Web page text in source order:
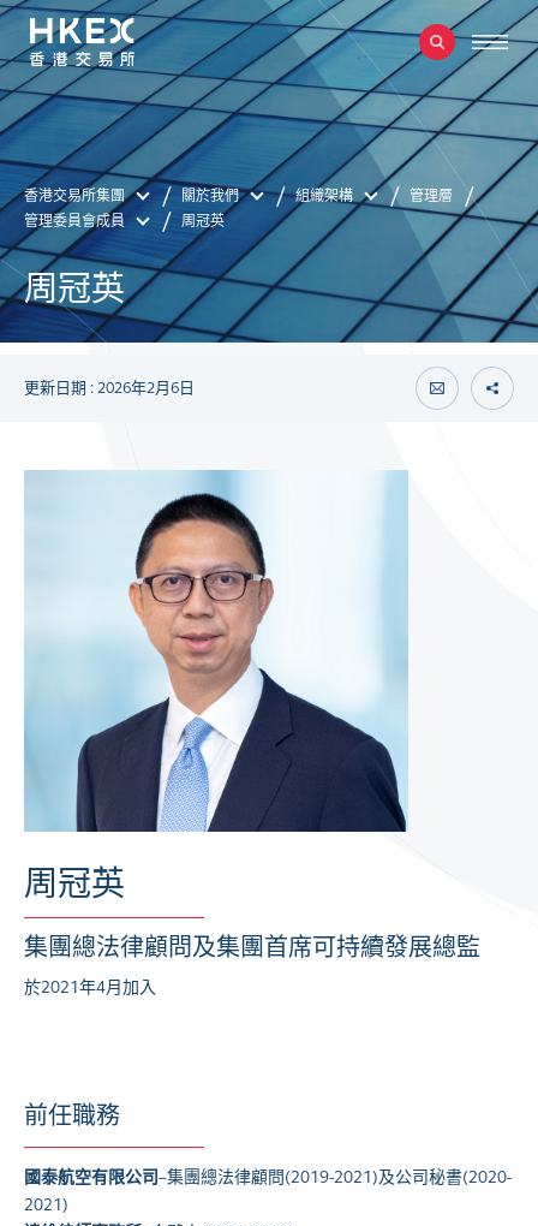
香港交易所集團 關於我們 組織架構
管理層
管理委員會成員
周冠英
周冠英
更新日期 : 2026年2月6日
周冠英
集團總法律顧問及集團首席可持續發展總監
於2021年4月加入
前任職務
國泰航空有限公司–集團總法律顧問(2019-2021)及公司秘書(2020-
2021)